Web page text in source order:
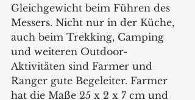
Gleichgewicht beim Führen des
Messers. Nicht nur in der Küche,
auch beim Trekking, Camping
und weiteren Outdoor-
Aktivitäten sind Farmer und
Ranger gute Begeleiter. Farmer
hat die Maße 25 x 2 x 7 cm und